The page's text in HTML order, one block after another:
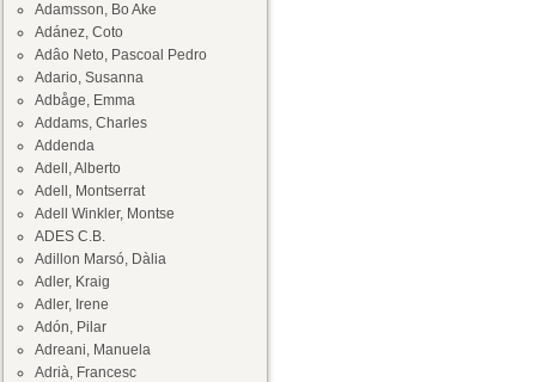
Adamsson, Bo Ake
Adánez, Coto
Adâo Neto, Pascoal Pedro
Adario, Susanna
Adbåge, Emma
Addams, Charles
Addenda
Adell, Alberto
Adell, Montserrat
Adell Winkler, Montse
ADES C.B.
Adillon Marsó, Dàlia
Adler, Kraig
Adler, Irene
Adón, Pilar
Adreani, Manuela
Adrià, Francesc